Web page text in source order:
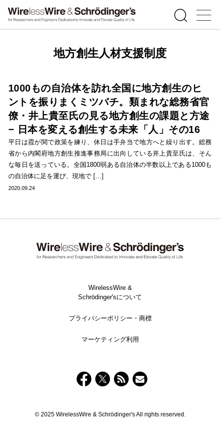
地方創生人材支援制度
1000もの自治体を訪れ全国に地方創生のヒ
ントを振りまくミツバチ。類まれな総務省官
僚・井上貴至氏の見る地方創生の課題と方途
− 日本を変える創生する未来「人」その16
平日は霞が関で政策を練り、休日は手弁当で地方へと繰り出す。総務
省から内閣府地方創生推進事務局に出向している井上貴至氏は、そん
な毎日を送っている。全国1800弱ある自治体の半数以上である1000も
の自治体に足を運び、現地で […]
2020.09.24
WirelessWire &
Schrödinger'sについて
プライバシーポリシー・商標
マーケティング利用
© 2025 WirelessWire & Schrödinger's All rights reserved.